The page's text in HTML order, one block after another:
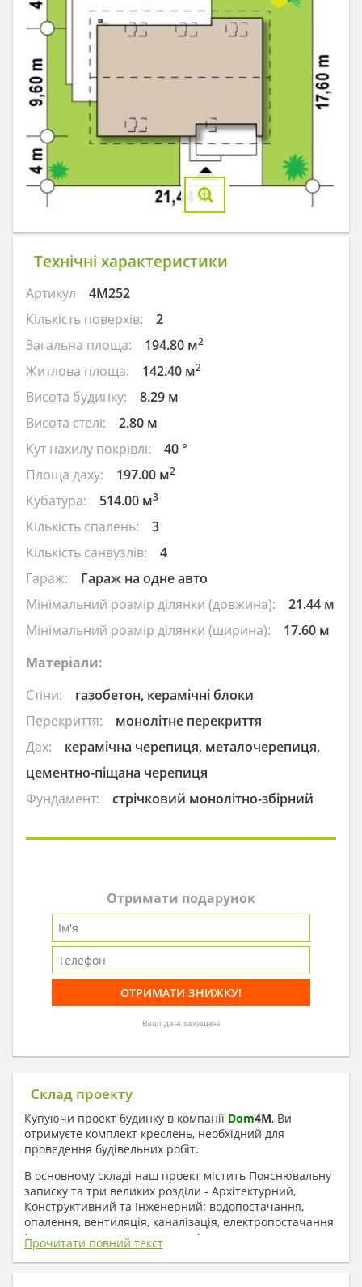
Технічні характеристики
Артикул
4M252
Кількість поверхів:
2
Загальна площа:
194.80 м2
Житлова площа: 142.40 м2
Висота будинку:
8.29 м
Висота стелі:
2.80 м
Кут нахилу покрівлі:
40 °
Площа даху:
197.00 м2
Кубатура: 514.00 м3
Кількість спалень:
3
Кількість санвузлів:
4
Гараж:
Гараж на одне авто
Мінімальний розмір ділянки (довжина):
21.44 м
Мінімальний розмір ділянки (ширина):
17.60 м
Матеріали:
Стіни:
газобетон, керамічні блоки
Перекриття:
монолітне перекриття
Дах:
керамічна черепиця, металочерепиця,
цементно-піщана черепиця
Фундамент:
стрічковий монолітно-збірний
Отримати подарунок
Ваші дані захищені
Склад проекту
Купуючи проект будинку в компанії Dom4M, Ви
отримуєте комплект креслень, необхідний для
проведення будівельних робіт.
В основному складі наш проект містить Пояснювальну
записку та три великих розділи - Архітектурний,
Конструктивний та Інженерний: водопостачання,
опалення, вентиляція, каналізація, електропостачання
( купується за додаткову плату ).
1. До складу Архітектурного розділу
Прочитати повний текст